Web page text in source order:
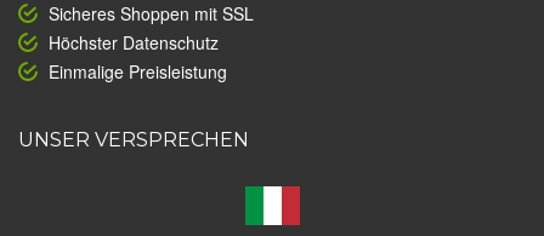
Sicheres Shoppen mit SSL
Höchster Datenschutz
Einmalige Preisleistung
UNSER VERSPRECHEN